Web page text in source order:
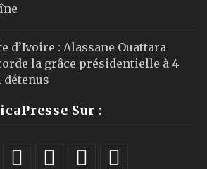
d’Ivoire : Alassane Ouattara
la grâce présidentielle à 4
détenus
Sur :